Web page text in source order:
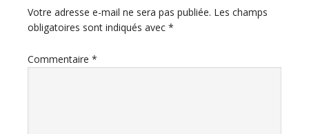
Votre adresse e-mail ne sera pas publiée. Les champs
obligatoires sont indiqués avec *
Commentaire *